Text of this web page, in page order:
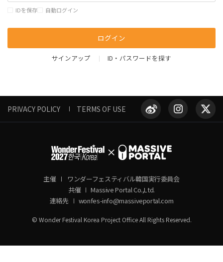
IDを保存 自動ログイン
ログイン
サインアップ ID・パスワードを探す
PRIVACY POLICY TERMS OF USE
主催
ワンダーフェスティバル韓国実行委員会
共催
Massive Portal Co.,Ltd.
連絡先
wonfes-info@massiveportal.com
© Wonder Festival Korea Project Office All Rights Reserved.